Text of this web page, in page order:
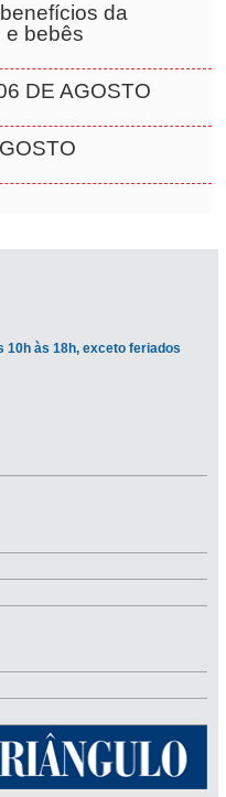
da
e bebês
DE AGOSTO
10h às 18h, exceto feriados